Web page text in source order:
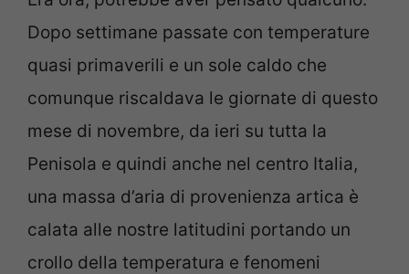
Dopo settimane passate con temperature
quasi primaverili e un sole caldo che
comunque riscaldava le giornate di questo
mese di novembre, da ieri su tutta la
Penisola e quindi anche nel centro Italia,
una massa d’aria di provenienza artica è
calata alle nostre latitudini portando un
crollo della temperatura e fenomeni